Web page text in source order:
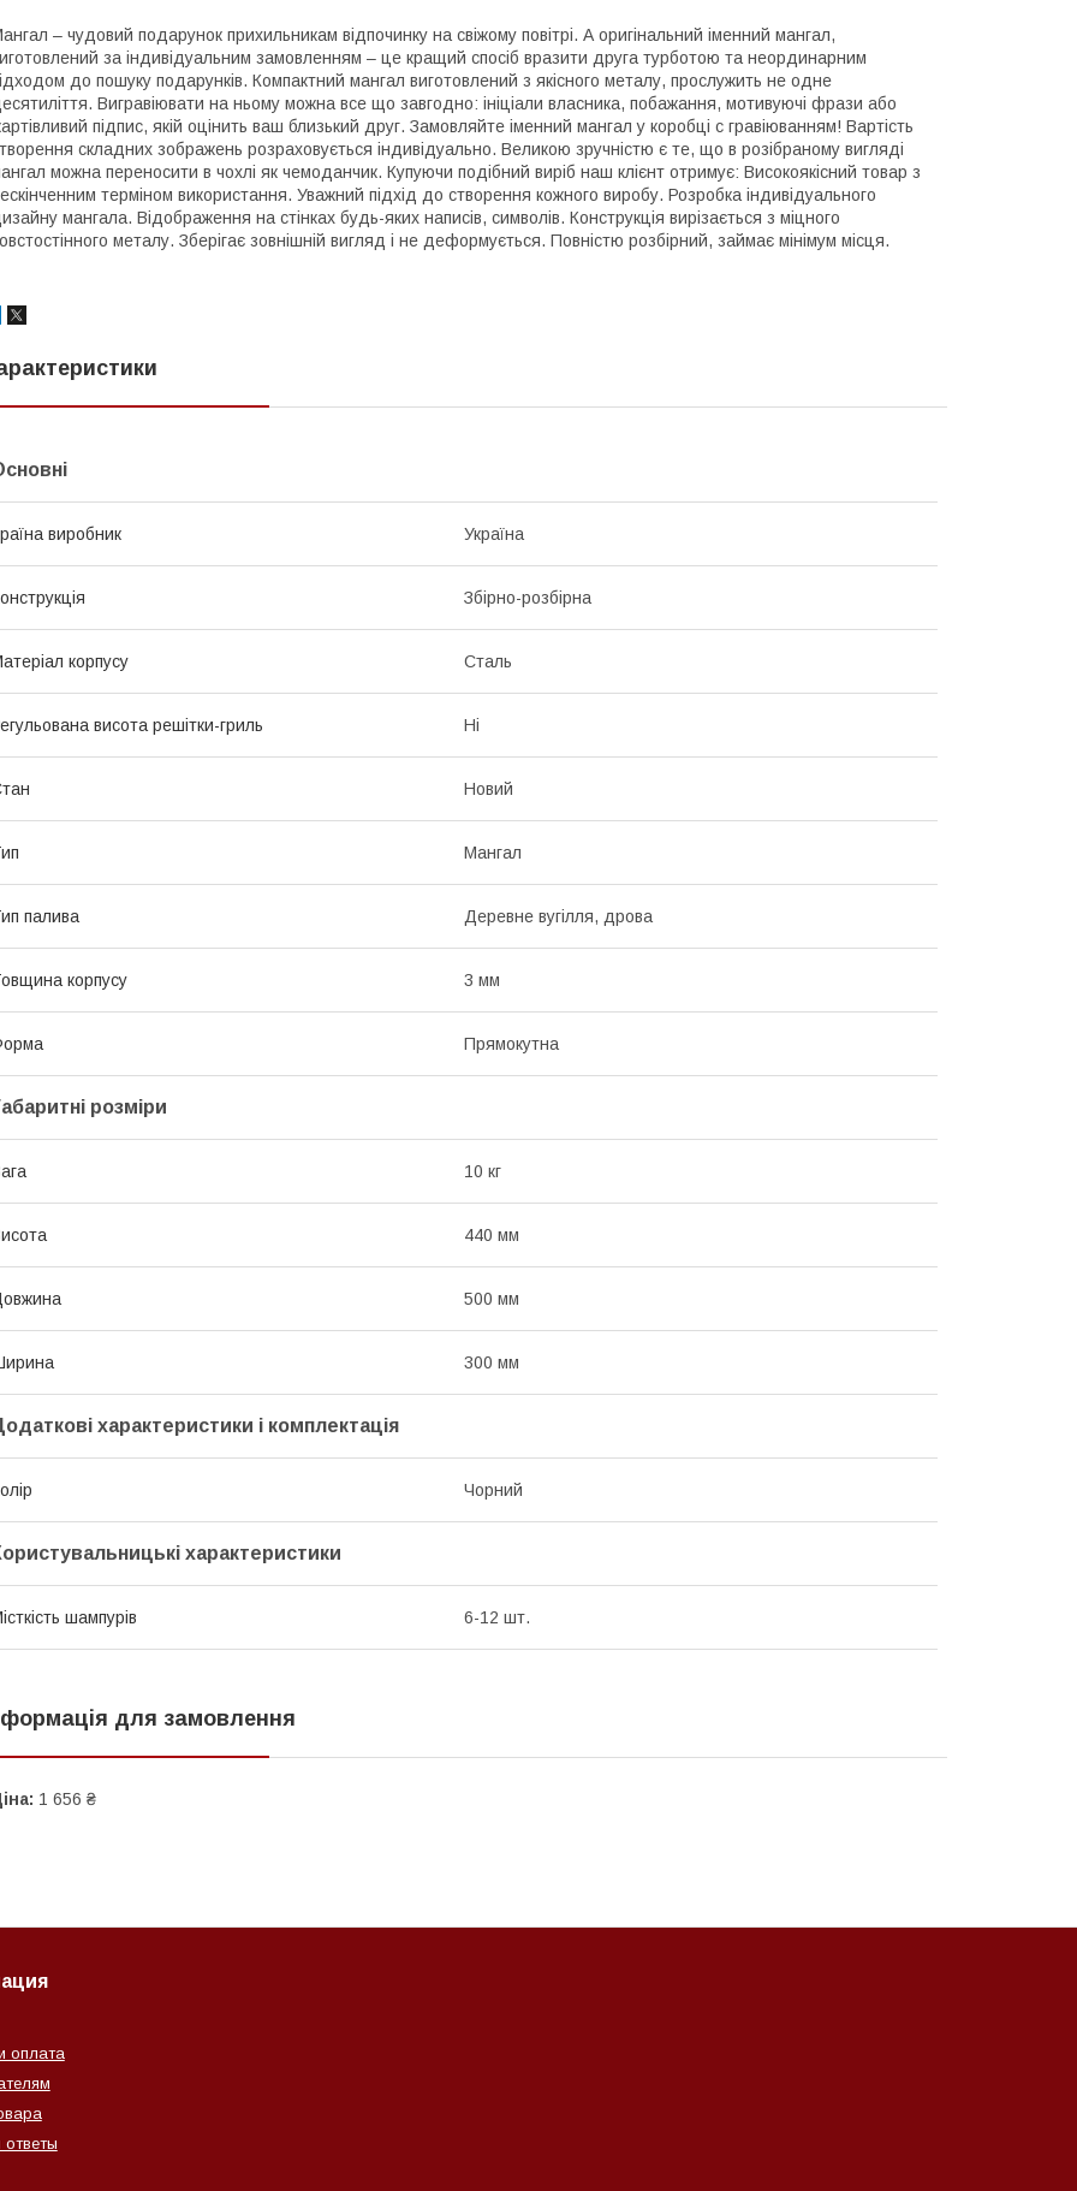
– чудовий подарунок прихильникам відпочинку на свіжому повітрі. А оригінальний іменний мангал,
за індивідуальним замовленням – це кращий спосіб вразити друга турботою та неординарним
до пошуку подарунків. Компактний мангал виготовлений з якісного металу, прослужить не одне
Вигравіювати на ньому можна все що завгодно: ініціали власника, побажання, мотивуючі фрази або
підпис, якій оцінить ваш близький друг. Замовляйте іменний мангал у коробці с гравіюванням! Вартість
складних зображень розраховується індивідуально. Великою зручністю є те, що в розібраному вигляді
можна переносити в чохлі як чемоданчик. Купуючи подібний виріб наш клієнт отримує: Високоякісний товар з
терміном використання. Уважний підхід до створення кожного виробу. Розробка індивідуального
мангала. Відображення на стінках будь-яких написів, символів. Конструкція вирізається з міцного
металу. Зберігає зовнішній вигляд і не деформується. Повністю розбірний, займає мінімум місця.
виробник Україна
Збірно-розбірна
корпусу Сталь
висота решітки-гриль Ні
Новий
Мангал
палива Деревне вугілля, дрова
корпусу 3 мм
Прямокутна
розміри
10 кг
440 мм
500 мм
300 мм
характеристики і комплектація
Чорний
характеристики
шампурів 6-12 шт.
для замовлення
1 656 ₴
оплата